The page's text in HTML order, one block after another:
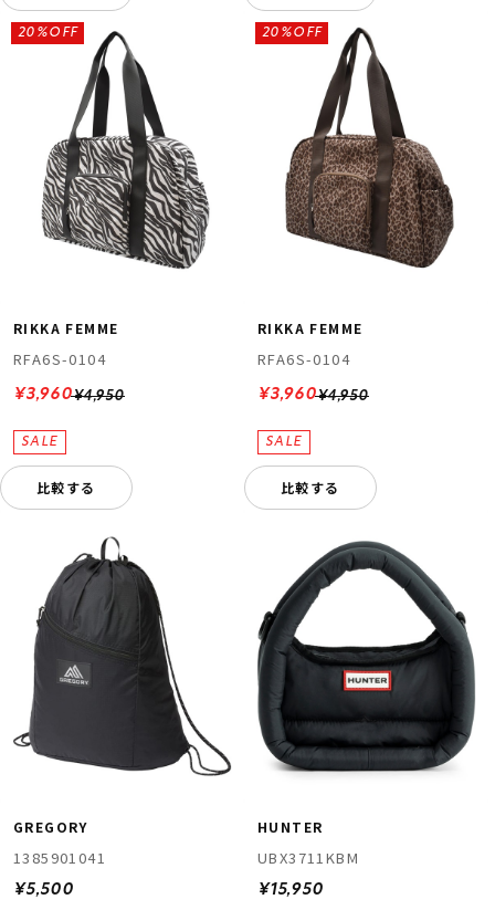
RIKKA FEMME
RFA6S-0104
¥4,950
20%OFF
¥3,960
比較する
RIKKA FEMME
RFA6S-0104
¥4,950
20%OFF
¥3,960
比較する
GREGORY
1385901041
¥5,500
HUNTER
UBX3711KBM
¥15,950